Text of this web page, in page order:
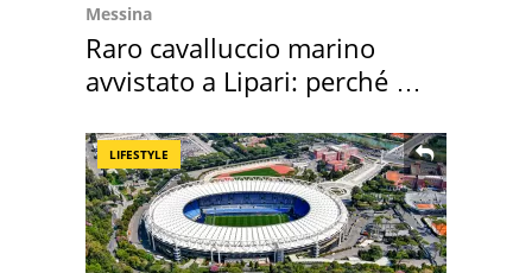
Messina
Raro cavalluccio marino
avvistato a Lipari: perché è
LIFESTYLE